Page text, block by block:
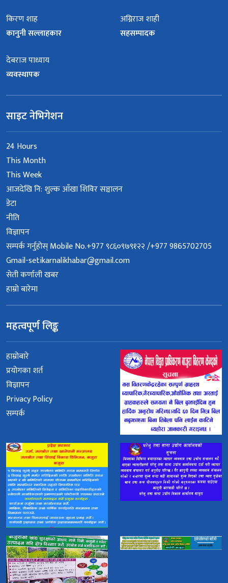
किरण शाह
कानुनी सल्लाहकार
अग्निराज शाही
सहसम्पादक
देबराज पाध्याय
व्यवस्थापक
साइट नेभिगेशन
24 Hours
This Month
This Week
आजदेखि नि: शुल्क आँखा शिविर सञ्चालन
डेटा
नीति
विज्ञापन
सम्पर्क गर्नुहोस् Mobile No.+977 ९८६०९७९१२२ /+977 9865702705
Gmail-setikarnalikhabar@gmail.com
सेती कर्णाली खबर
हाम्रो बारेमा
महत्वपूर्ण लिङ्क
हाम्रोबारे
प्रयोगका शर्त
विज्ञापन
Privacy Policy
सम्पर्क